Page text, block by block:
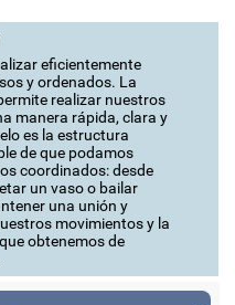
eficientemente
y ordenados. La
realizar nuestros
manera rápida, clara y
es la estructura
de que podamos
coordinados: desde
un vaso o bailar
una unión y
movimientos y la
obtenemos de